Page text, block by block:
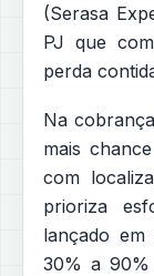
(Serasa
PJ que
perda
Na
mais
com
prioriza
lançado
30% a 90%